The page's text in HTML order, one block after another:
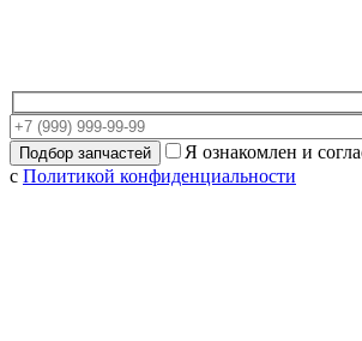
Я ознакомлен и
с Политикой конфиденциальности